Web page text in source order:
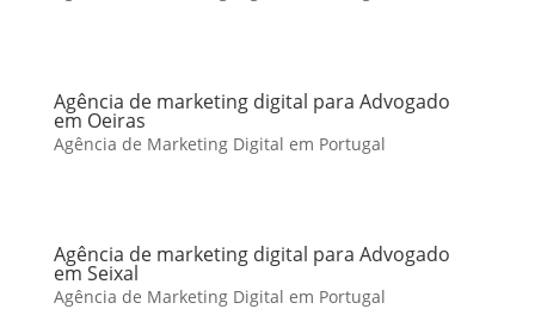
Agência de marketing digital para Advogado
em Oeiras
Agência de Marketing Digital em Portugal
Agência de marketing digital para Advogado
em Seixal
Agência de Marketing Digital em Portugal